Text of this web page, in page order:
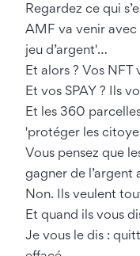
Regardez ce qui
AMF va venir avec
jeu d’argent'…
Et alors ? Vos NFT
Et vos SPAY ? Ils
Et les 360
'protéger les
Vous pensez que
gagner de l’argent
Non. Ils veulent
Et quand ils vous
Je vous le dis :